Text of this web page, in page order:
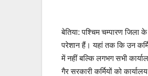
बेतिया: पश्चिम चम्पारण जिला
परेशान हैं। यहां तक कि उन
में नहीं बल्कि लगभग सभी
गैर सरकारी कर्मियों को